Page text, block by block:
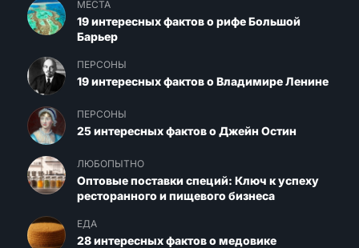
МЕСТА
19 интересных фактов о рифе Большой
Барьер
ПЕРСОНЫ
19 интересных фактов о Владимире Ленине
ПЕРСОНЫ
25 интересных фактов о Джейн Остин
ЛЮБОПЫТНО
Оптовые поставки специй: Ключ к успеху
ресторанного и пищевого бизнеса
ЕДА
28 интересных фактов о медовике